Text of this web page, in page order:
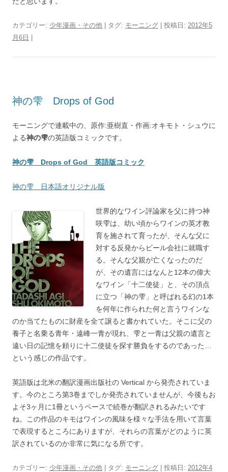
カテゴリー: 少年漫画・その他 | タグ: モーニング | 投稿日: 2012年5
月6日
神の雫 Drops of God
モーニングで連載中の、原作:亜樹直・作画:オキモト・シュウに
よる神の雫の英語版コミックです。
神の雫 Drops of God 英語版コミック
神の雫 日本語オリジナル版
世界的なワイン評論家を父に持つ神
咲雫は、幼い頃からワインの英才教
育を施されて育ったが、そんな父に
対する反発からビール会社に就職す
る。そんな父親が亡くなったのだ
が、その遺言にはなんと12本の偉大
なワイン「十二使徒」と、その頂点
に立つ「神の雫」と呼ばれる幻の1本
を何年に作られた何と言うワインな
のか当てたものに財産を全て譲ると書かれていた。そこに父の
養子と名乗る青年・遠峰一青が現れ、雫と一青は父親の遺言と
遠い日の記憶を頼りに十二使徒を探す勝負をするのであった…
という感じの作品です。
英語版は北米の翻訳漫画出版社の Vertical から発売されていま
す。今のところ第3巻までしか発売されていませんが、今後もお
よそ3ヶ月に1冊というペースで続巻が翻訳されるみたいです
ね。この作品のキモはワインの風味を様々な手法を用いて言葉
で表現するところにありますが、それらの言葉がどのように英
訳されているのか非常に気になる所です。
カテゴリー: 少年漫画・その他 | タグ: モーニング | 投稿日: 2012年4